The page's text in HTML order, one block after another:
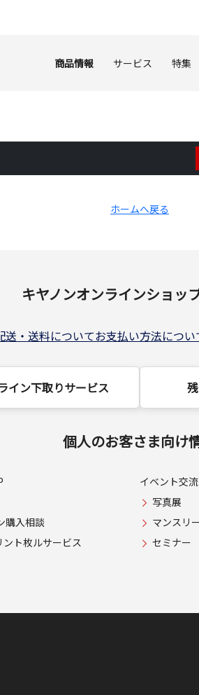
商品情報 サービス 特集
ホームへ戻る
キヤノンオンラインショッ
送・送料についてお支払い方法につい
イン下取りサービス
個人のお客さま向け
購入相談
ント枚ルサービス
イベント交
写真展
マンスリ
セミナー